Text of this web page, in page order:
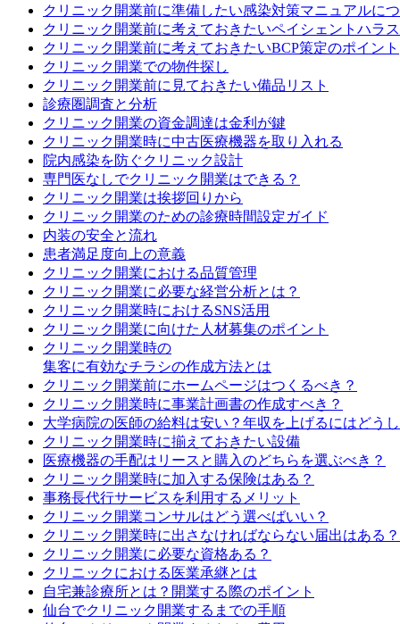
クリニック開業前に準備したい感染対策マニュアルに
クリニック開業前に考えておきたいペイシェントハラ
クリニック開業前に考えておきたいBCP策定のポイント
クリニック開業での物件探し
クリニック開業前に見ておきたい備品リスト
診療圏調査と分析
クリニック開業の資金調達は金利が鍵
クリニック開業時に中古医療機器を取り入れる
院内感染を防ぐクリニック設計
専門医なしでクリニック開業はできる？
クリニック開業は挨拶回りから
クリニック開業のための診療時間設定ガイド
内装の安全と流れ
患者満足度向上の意義
クリニック開業における品質管理
クリニック開業に必要な経営分析とは？
クリニック開業時におけるSNS活用
クリニック開業に向けた人材募集のポイント
クリニック開業時の
集客に有効なチラシの作成方法とは
クリニック開業前にホームページはつくるべき？
クリニック開業時に事業計画書の作成すべき？
大学病院の医師の給料は安い？年収を上げるにはどう
クリニック開業時に揃えておきたい設備
医療機器の手配はリースと購入のどちらを選ぶべき？
クリニック開業時に加入する保険はある？
事務長代行サービスを利用するメリット
クリニック開業コンサルはどう選べばいい？
クリニック開業時に出さなければならない届出はある？
クリニック開業に必要な資格ある？
クリニックにおける医業承継とは
自宅兼診療所とは？開業する際のポイント
仙台でクリニック開業するまでの手順